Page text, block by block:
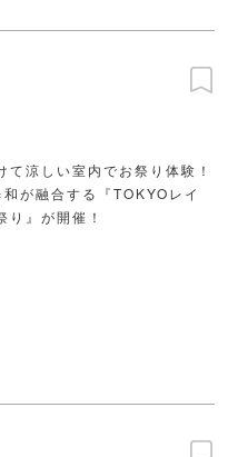
て涼しい室内でお祭り体験！
が融合する『TOKYOレイ
り』が開催！